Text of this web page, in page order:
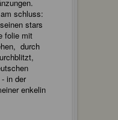
schluss:
stars
folie mit
durch
in der
enkelin